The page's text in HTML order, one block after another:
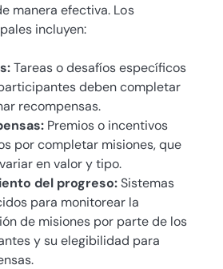
manera efectiva. Los
incluyen:
Tareas o desafíos específicos
deben completar
recompensas.
Premios o incentivos
por completar misiones, que
en valor y tipo.
del progreso:Sistemas
para monitorear la
de misiones por parte de los
y su elegibilidad para